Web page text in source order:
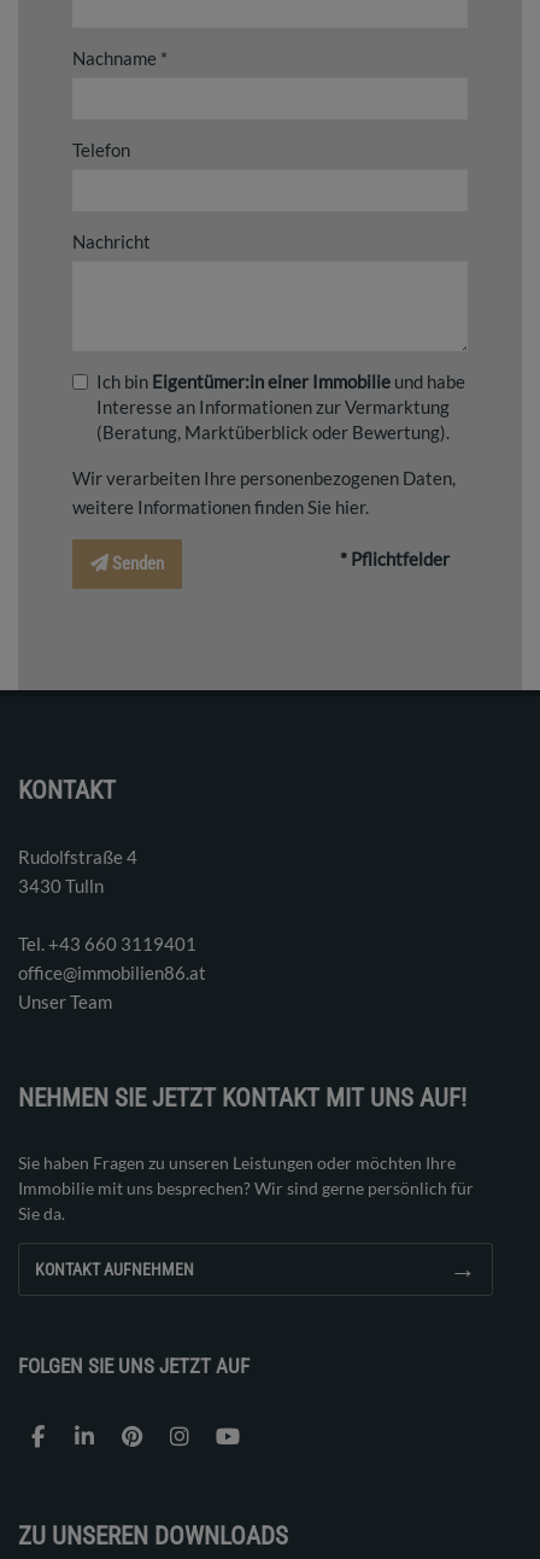
Nachname
Telefon
Nachricht
Ich bin Eigentümer:in einer Immobilie und habe
Interesse an Informationen zur Vermarktung
(Beratung, Marktüberblick oder Bewertung).
Wir verarbeiten Ihre personenbezogenen Daten,
weitere Informationen finden Sie hier.
Senden * Pflichtfelder
KONTAKT
Rudolfstraße 4
3430 Tulln
Tel. ‭+43 660 3119401‬
office@immobilien86.at
Unser Team
NEHMEN SIE JETZT KONTAKT MIT UNS AUF!
Sie haben Fragen zu unseren Leistungen oder möchten Ihre
Immobilie mit uns besprechen? Wir sind gerne persönlich für
Sie da.
KONTAKT AUFNEHMEN →
FOLGEN SIE UNS JETZT AUF
ZU UNSEREN DOWNLOADS